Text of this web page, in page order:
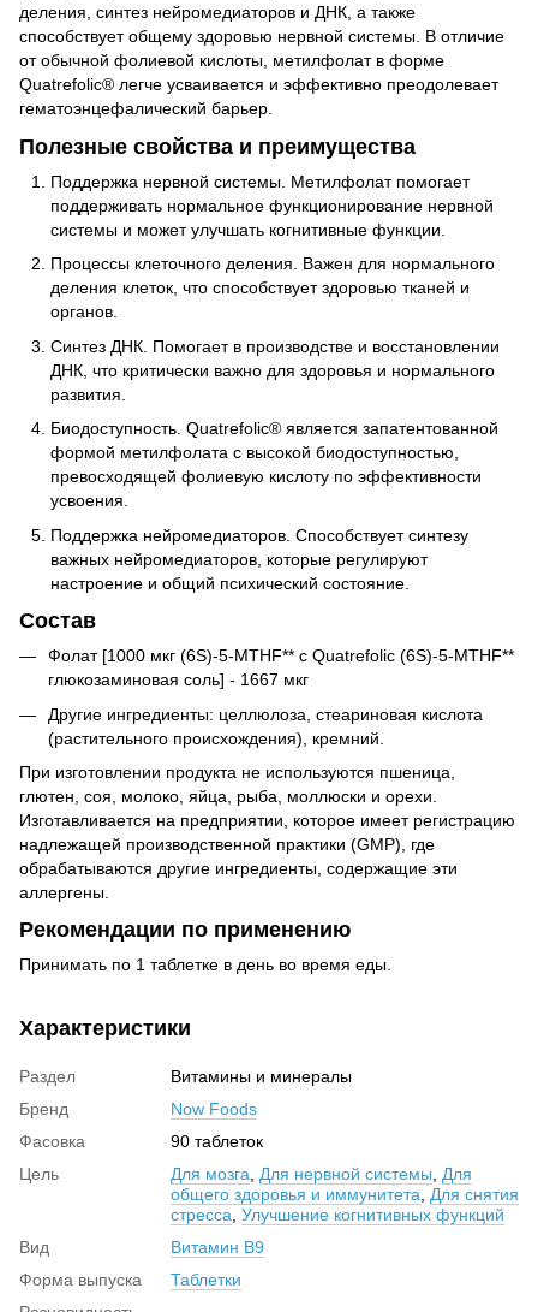
деления, синтез нейромедиаторов и ДНК, а также
способствует общему здоровью нервной системы. В отличие
от обычной фолиевой кислоты, метилфолат в форме
Quatrefolic® легче усваивается и эффективно преодолевает
гематоэнцефалический барьер.
Полезные свойства и преимущества
Поддержка нервной системы. Метилфолат помогает
поддерживать нормальное функционирование нервной
системы и может улучшать когнитивные функции.
Процессы клеточного деления. Важен для нормального
деления клеток, что способствует здоровью тканей и
органов.
Синтез ДНК. Помогает в производстве и восстановлении
ДНК, что критически важно для здоровья и нормального
развития.
Биодоступность. Quatrefolic® является запатентованной
формой метилфолата с высокой биодоступностью,
превосходящей фолиевую кислоту по эффективности
усвоения.
Поддержка нейромедиаторов. Способствует синтезу
важных нейромедиаторов, которые регулируют
настроение и общий психический состояние.
Состав
Фолат [1000 мкг (6S)-5-MTHF** с Quatrefolic (6S)-5-MTHF**
глюкозаминовая соль] - 1667 мкг
Другие ингредиенты: целлюлоза, стеариновая кислота
(растительного происхождения), кремний.
При изготовлении продукта не используются пшеница,
глютен, соя, молоко, яйца, рыба, моллюски и орехи.
Изготавливается на предприятии, которое имеет регистрацию
надлежащей производственной практики (GMP), где
обрабатываются другие ингредиенты, содержащие эти
аллергены.
Рекомендации по применению
Принимать по 1 таблетке в день во время еды.
Характеристики
Раздел
Витамины и минералы
Бренд
Now Foods
Фасовка
90 таблеток
Цель
Для мозга, Для нервной системы, Для
общего здоровья и иммунитета, Для снятия
стресса, Улучшение когнитивных функций
Вид
Витамин В9
Форма выпуска
Таблетки